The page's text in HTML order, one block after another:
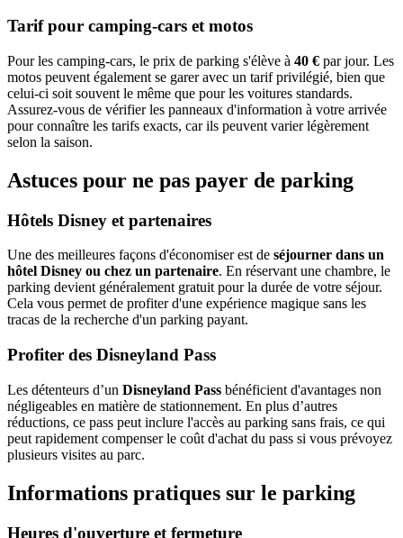
Tarif pour camping-cars et motos
Pour les camping-cars, le prix de parking s'élève à 40 € par jour. Les
motos peuvent également se garer avec un tarif privilégié, bien que
celui-ci soit souvent le même que pour les voitures standards.
Assurez-vous de vérifier les panneaux d'information à votre arrivée
pour connaître les tarifs exacts, car ils peuvent varier légèrement
selon la saison.
Astuces pour ne pas payer de parking
Hôtels Disney et partenaires
Une des meilleures façons d'économiser est de séjourner dans un
hôtel Disney ou chez un partenaire. En réservant une chambre, le
parking devient généralement gratuit pour la durée de votre séjour.
Cela vous permet de profiter d'une expérience magique sans les
tracas de la recherche d'un parking payant.
Profiter des Disneyland Pass
Les détenteurs d’un Disneyland Pass bénéficient d'avantages non
négligeables en matière de stationnement. En plus d’autres
réductions, ce pass peut inclure l'accès au parking sans frais, ce qui
peut rapidement compenser le coût d'achat du pass si vous prévoyez
plusieurs visites au parc.
Informations pratiques sur le parking
Heures d'ouverture et fermeture